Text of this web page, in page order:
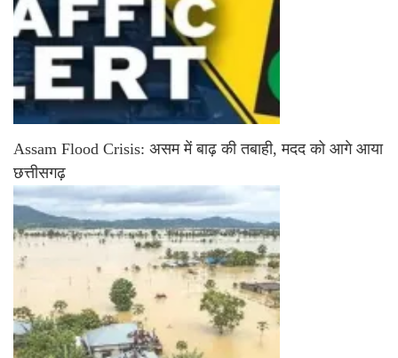
Assam Flood Crisis: असम में बाढ़ की तबाही, मदद को आगे आया
छत्तीसगढ़